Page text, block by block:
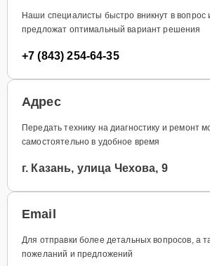
Наши специалисты быстро вникнут в вопрос
предложат оптимальный вариант решения
+7 (843) 254-64-35
Адрес
Передать технику на диагностику и ремонт
самостоятельно в удобное время
г. Казань, улица Чехова, 9
Email
Для отправки более детальных вопросов, а
пожеланий и предложений